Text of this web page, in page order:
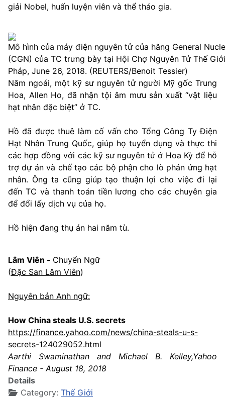
giải Nobel, huấn luyện viên và thể tháo gia.
Mô hình của máy điện nguyên tử của hãng General
(CGN) của TC trưng bày tại Hội Chợ Nguyên Tử Thế
Pháp, June 26, 2018. (REUTERS/Benoit Tessier)
Năm ngoái, một kỹ sư nguyên tử người Mỹ gốc Trung
Hoa, Allen Ho, đã nhận tội âm mưu sản xuất “vật liệu
hạt nhân đặc biệt” ở TC.
Hồ đã được thuê làm cố vấn cho Tổng Công Ty Điện
Hạt Nhân Trung Quốc, giúp họ tuyển dụng và thực thi
các hợp đồng với các kỹ sư nguyên tử ở Hoa Kỳ để hỗ
trợ dự án và chế tạo các bộ phận cho lò phản ứng hạt
nhân. Ông ta cũng giúp tạo thuận lợi cho việc đi lại
đến TC và thanh toán tiền lương cho các chuyên gia
để đổi lấy dịch vụ của họ.
Hồ hiện đang thụ án hai năm tù.
Lâm Viên - Chuyển Ngữ
(Đặc San Lâm Viên)
Nguyên bản Anh ngữ:
How China steals U.S. secrets
https://finance.yahoo.com/news/china-steals-u-s-
secrets-124029052.html
Aarthi Swaminathan and Michael B. Kelley,Yahoo
Finance - August 18, 2018
Details
Category: Thế Giới